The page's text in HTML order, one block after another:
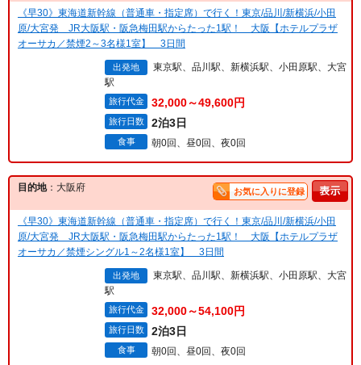
《早30》東海道新幹線（普通車・指定席）で行く！東京/品川/新横浜/小田
原/大宮発 JR大阪駅・阪急梅田駅からたった1駅！ 大阪【ホテルプラザ
オーサカ／禁煙2～3名様1室】 3日間
出発地
東京駅、品川駅、新横浜駅、小田原駅、大宮
駅
旅行代金 32,000～49,600円
旅行日数 2泊3日
食事 朝0回、昼0回、夜0回
目的地：大阪府 お気に入りに登録
《早30》東海道新幹線（普通車・指定席）で行く！東京/品川/新横浜/小田
原/大宮発 JR大阪駅・阪急梅田駅からたった1駅！ 大阪【ホテルプラザ
オーサカ／禁煙シングル1～2名様1室】 3日間
出発地
東京駅、品川駅、新横浜駅、小田原駅、大宮
駅
旅行代金 32,000～54,100円
旅行日数 2泊3日
食事 朝0回、昼0回、夜0回